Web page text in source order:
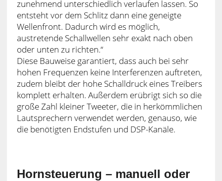
zunehmend unterschiedlich verlaufen lassen. So
entsteht vor dem Schlitz dann eine geneigte
Wellenfront. Dadurch wird es möglich,
austretende Schallwellen sehr exakt nach oben
oder unten zu richten.“
Diese Bauweise garantiert, dass auch bei sehr
hohen Frequenzen keine Interferenzen auftreten,
zudem bleibt der hohe Schalldruck eines Treibers
komplett erhalten. Außerdem erübrigt sich so die
große Zahl kleiner Tweeter, die in herkömmlichen
Lautsprechern verwendet werden, genauso, wie
die benötigten Endstufen und DSP-Kanäle.
Hornsteuerung – manuell oder